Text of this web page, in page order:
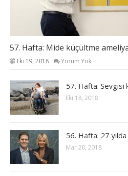
57. Hafta: Mide küçültme
Eki 19, 2018 Yorum Yok
57. Hafta: Sevgisi
Eki 18, 2018
56. Hafta: 27
Mar 20, 2018